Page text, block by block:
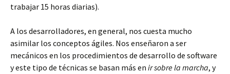
trabajar 15 horas diarias).
A los desarrolladores, en general, nos cuesta mucho
asimilar los conceptos ágiles. Nos enseñaron a ser
mecánicos en los procedimientos de desarrollo de software
y este tipo de técnicas se basan más en ir sobre la marcha, y